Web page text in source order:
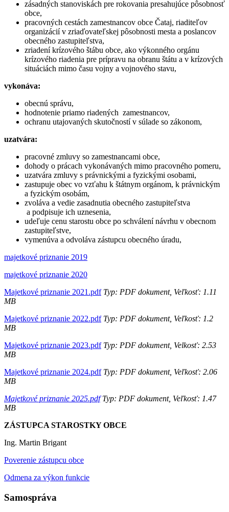
zásadných stanoviskách pre rokovania presahujúce pôsobnosť
obce,
pracovných cestách zamestnancov obce Čataj, riaditeľov
organizácií v zriaďovateľskej pôsobnosti mesta a poslancov
obecného zastupiteľstva,
zriadení krízového štábu obce, ako výkonného orgánu
krízového riadenia pre prípravu na obranu štátu a v krízových
situáciách mimo času vojny a vojnového stavu,
vykonáva:
obecnú správu,
hodnotenie priamo riadených zamestnancov,
ochranu utajovaných skutočností v súlade so zákonom,
uzatvára:
pracovné zmluvy so zamestnancami obce,
dohody o prácach vykonávaných mimo pracovného pomeru,
uzatvára zmluvy s právnickými a fyzickými osobami,
zastupuje obec vo vzťahu k štátnym orgánom, k právnickým
a fyzickým osobám,
zvoláva a vedie zasadnutia obecného zastupiteľstva
a podpisuje ich uznesenia,
udeľuje cenu starostu obce po schválení návrhu v obecnom
zastupiteľstve,
vymenúva a odvoláva zástupcu obecného úradu,
majetkové priznanie 2019
majetkové priznanie 2020
Majetkové priznanie 2021.pdfTyp: PDF dokument, Veľkosť: 1.11
MB
Majetkové priznanie 2022.pdfTyp: PDF dokument, Veľkosť: 1.2
MB
Majetkové priznanie 2023.pdfTyp: PDF dokument, Velkosť: 2.53
MB
Majetkové priznanie 2024.pdfTyp: PDF dokument, Veľkosť: 2.06
MB
Majetkové priznanie 2025.pdfTyp: PDF dokument, Veľkosť: 1.47
MB
ZÁSTUPCA STAROSTKY OBCE
Ing. Martin Brigant
Poverenie zástupcu obce
Odmena za výkon funkcie
Samospráva